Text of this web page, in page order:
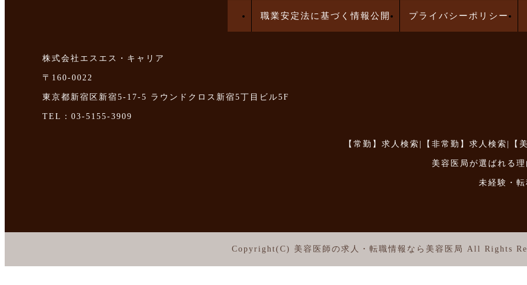
職業安定法に基づく情報公開 プライバシーポリシー
株式会社エスエス・キャリア
〒160-0022
東京都新宿区新宿5-17-5 ラウンドクロス新宿5丁目ビル5F
TEL：03-5155-3909
【常勤】求人検索 【非常勤】求人検索 【
美容医局が選ばれる
未経験・
Copyright(C) 美容医師の求人・転職情報なら美容医局 All Rights